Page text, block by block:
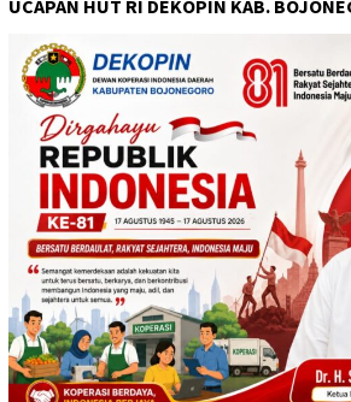
UCAPAN HUT RI DEKOPIN KAB.